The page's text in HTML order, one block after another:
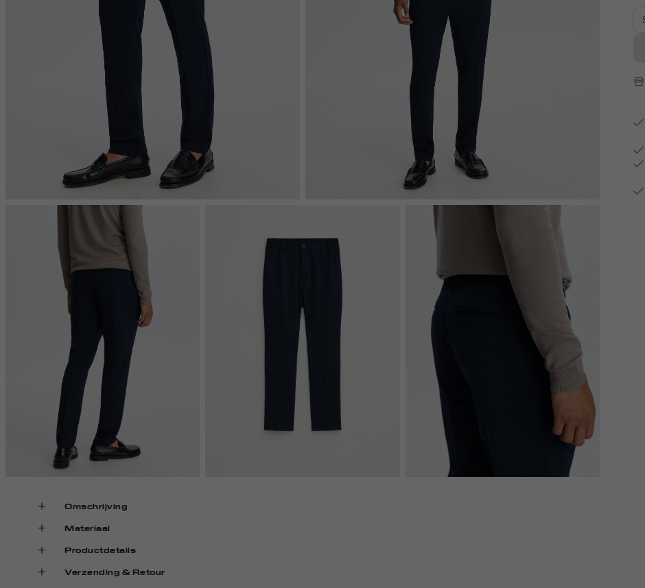
Omschrijving
Materiaal
Productdetails
Verzending & Retour